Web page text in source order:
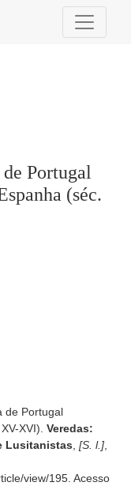
encontrados no
Portugal
(séc.
de Portugal
XVI). Veredas:
Lusitanistas, [S. l.],
view/195. Acesso